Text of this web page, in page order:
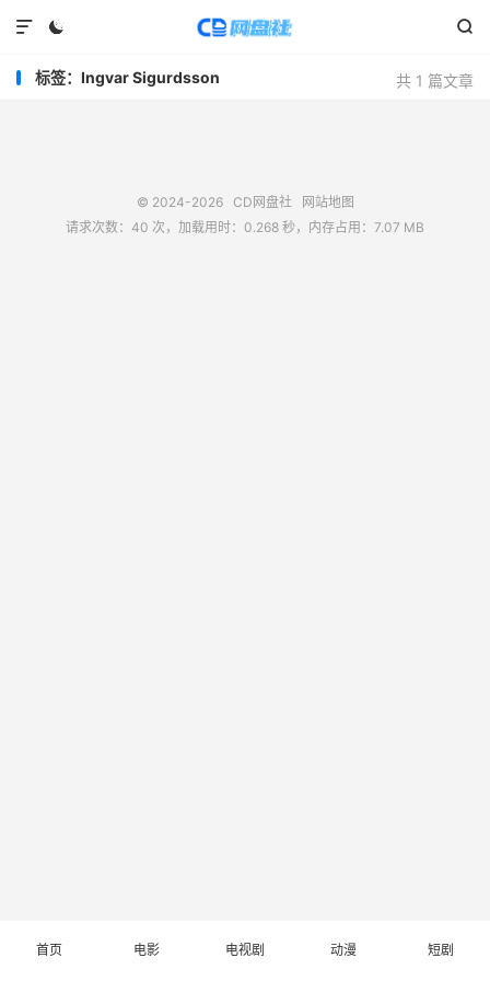
 

共 1 篇文章
标签：Ingvar Sigurdsson
© 2024-2026 CD网盘社
网站地图
请求次数：40 次，加载用时：0.268 秒，内存占用：7.07 MB
首页 电影 电视剧 动漫 短剧